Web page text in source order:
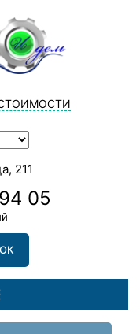
СТОИМОСТИ
211
05